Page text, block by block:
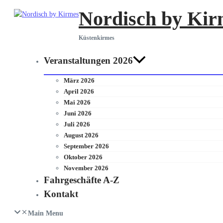
Zum
Inhalt
Nordisch by
Küstenkirmes
Veranstaltungen 2026
März 2026
April 2026
Mai 2026
Juni 2026
Juli 2026
August 2026
September 2026
Oktober 2026
November 2026
Fahrgeschäfte A-Z
Kontakt
Main Menu